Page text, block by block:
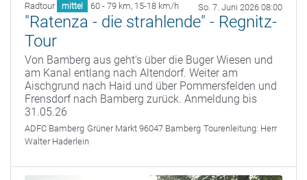
Radtour mittel 60 - 79 km, 15-18 km/h So. 7. Juni 2026 08:00
"Ratenza - die strahlende" - Regnitz-
Tour
Von Bamberg aus geht's über die Buger Wiesen und
am Kanal entlang nach Altendorf. Weiter am
Aischgrund nach Haid und über Pommersfelden und
Frensdorf nach Bamberg zurück. Anmeldung bis
31.05.26
ADFC Bamberg Grüner Markt 96047 Bamberg Tourenleitung: Herr
Walter Haderlein